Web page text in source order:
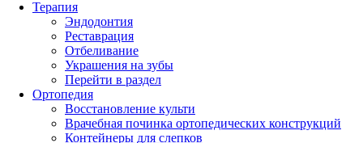
Терапия
Эндодонтия
Реставрация
Отбеливание
Украшения на зубы
Перейти в раздел
Ортопедия
Восстановление культи
Врачебная починка ортопедических конструкций
Контейнеры для слепков